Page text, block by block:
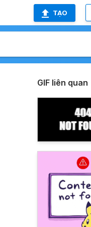
TẠO
GIF liên quan